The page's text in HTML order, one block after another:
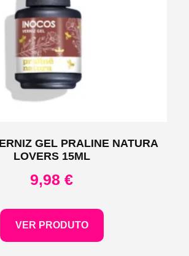
GEL PRALINE NATURA
LOVERS 15ML
9,98 €
VER PRODUTO